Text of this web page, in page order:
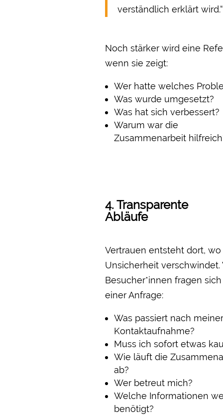
verständlich erklärt wird.“
Noch stärker wird eine
wenn sie zeigt:
Wer hatte welches
Was wurde umgesetzt?
Was hat sich verbessert?
Warum war die
Zusammenarbeit
4. Transparente
Abläufe
Vertrauen entsteht dort, wo
Unsicherheit verschwindet.
Besucher*innen fragen
einer Anfrage:
Was passiert nach meiner
Kontaktaufnahme?
Muss ich sofort etwas
Wie läuft die
ab?
Wer betreut mich?
Welche Informationen
benötigt?